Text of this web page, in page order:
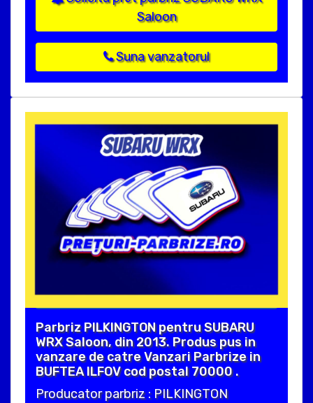
Saloon
Suna vanzatorul
Parbriz PILKINGTON pentru SUBARU
WRX Saloon, din 2013. Produs pus in
vanzare de catre Vanzari Parbrize in
BUFTEA ILFOV cod postal 70000 .
Producator parbriz : PILKINGTON